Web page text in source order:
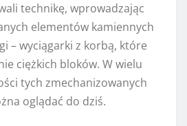
technikę, wprowadzając
elementów kamiennych
– wyciągarki z korbą, które
ciężkich bloków. W wielu
tych zmechanizowanych
oglądać do dziś.